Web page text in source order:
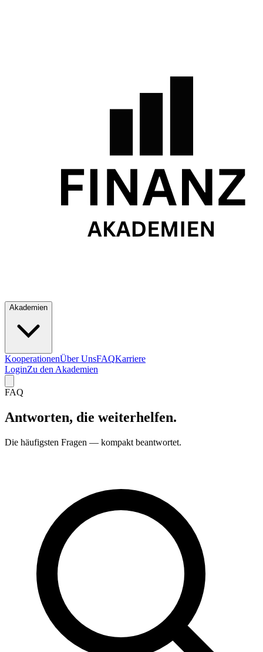
Akademien
KooperationenÜber UnsFAQKarriere
LoginZu den Akademien
FAQ
Antworten, die weiterhelfen.
Die häufigsten Fragen — kompakt beantwortet.